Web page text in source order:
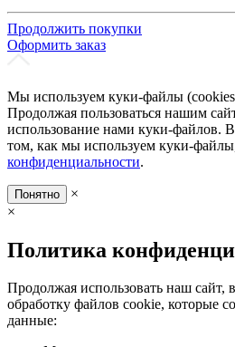
Продолжить покупки
Оформить заказ
Мы используем куки-файлы
Продолжая пользоваться нашим
использование нами куки-файлов.
том, как мы используем куки-
конфиденциальности.
Понятно
×
×
Политика
Продолжая использовать наш сайт,
обработку файлов cookie, которые
данные: